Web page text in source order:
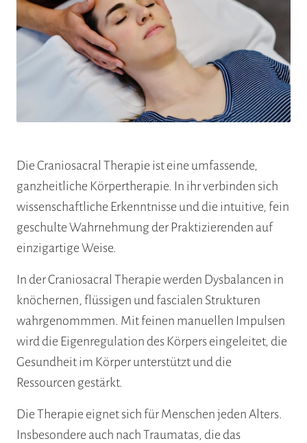
Die Craniosacral Therapie ist eine umfassende,
ganzheitliche Körpertherapie. In ihr verbinden sich
wissenschaftliche Erkenntnisse und die intuitive, fein
geschulte Wahrnehmung der Praktizierenden auf
einzigartige Weise.
In der Craniosacral Therapie werden Dysbalancen in
knöchernen, flüssigen und fascialen Strukturen
wahrgenommmen. Mit feinen manuellen Impulsen
wird die Eigenregulation des Körpers eingeleitet, die
Gesundheit im Körper unterstützt und die
Ressourcen gestärkt.
Die Therapie eignet sich für Menschen jeden Alters.
Insbesondere auch nach Traumatas, die das